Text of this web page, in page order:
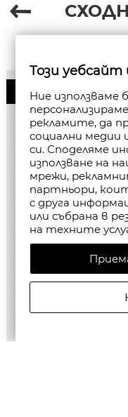
50%
Този уебсайт
Ние използваме
рекламите, да
социални медии
си. Споделяме
използване на
мрежи,
партньори,
с друга
или събрана в
на техните